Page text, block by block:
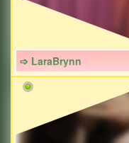
➩ LaraBrynn